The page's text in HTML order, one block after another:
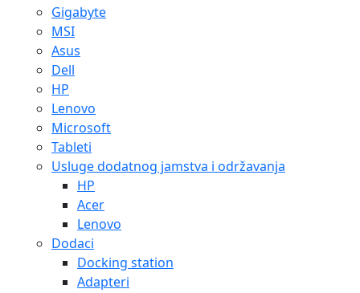
Gigabyte
MSI
Asus
Dell
HP
Lenovo
Microsoft
Tableti
Usluge dodatnog jamstva i održavanja
HP
Acer
Lenovo
Dodaci
Docking station
Adapteri